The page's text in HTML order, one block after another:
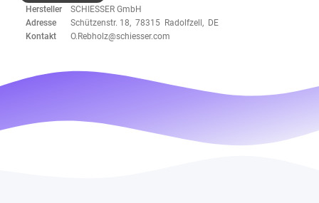
Hersteller
SCHIESSER GmbH
Adresse
Schützenstr. 18, 78315 Radolfzell, DE
Kontakt
O.Rebholz@schiesser.com